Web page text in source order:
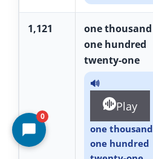
1,121
one thousand
one hundred
twenty-one
🔊
Play
one thousand
one hundred
0